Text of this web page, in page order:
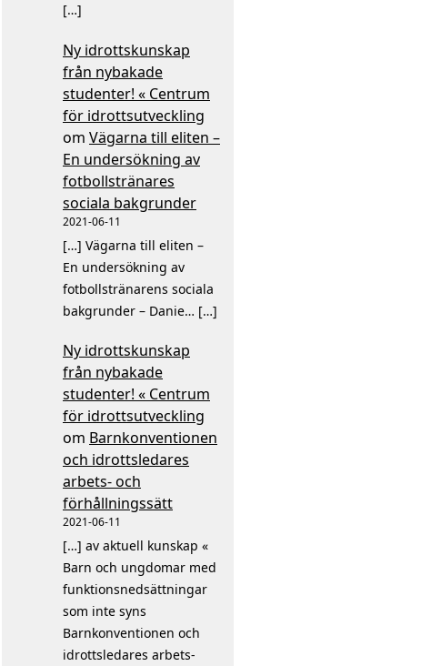
[…]
Ny idrottskunskap
från nybakade
studenter! « Centrum
för idrottsutveckling
om Vägarna till eliten –
En undersökning av
fotbollstränares
sociala bakgrunder
2021-06-11
[…] Vägarna till eliten –
En undersökning av
fotbollstränarens sociala
bakgrunder – Danie… […]
Ny idrottskunskap
från nybakade
studenter! « Centrum
för idrottsutveckling
om Barnkonventionen
och idrottsledares
arbets- och
förhållningssätt
2021-06-11
[…] av aktuell kunskap «
Barn och ungdomar med
funktionsnedsättningar
som inte syns
Barnkonventionen och
idrottsledares arbets-